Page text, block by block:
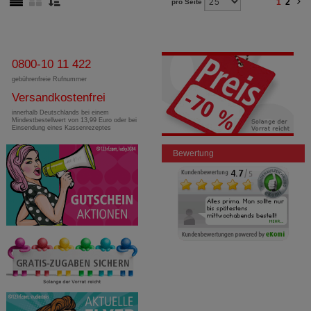
pro Seite 1 2
0800-10 11 422
gebührenfreie Rufnummer
Versandkostenfrei
innerhalb Deutschlands bei einem
Mindestbestellwert von 13,99 Euro oder bei
Einsendung eines Kassenrezeptes
Bewertung